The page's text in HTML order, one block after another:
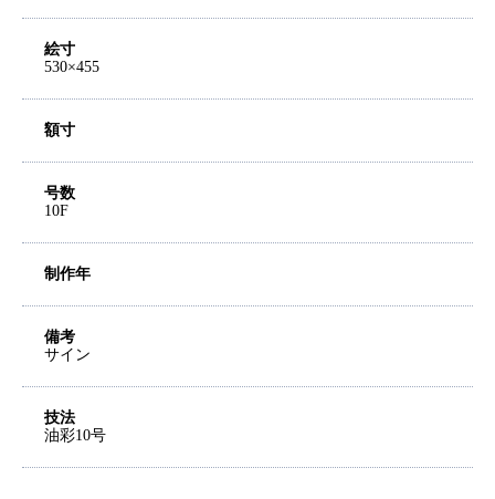
絵寸
530×455
額寸
号数
10F
制作年
備考
サイン
技法
油彩10号